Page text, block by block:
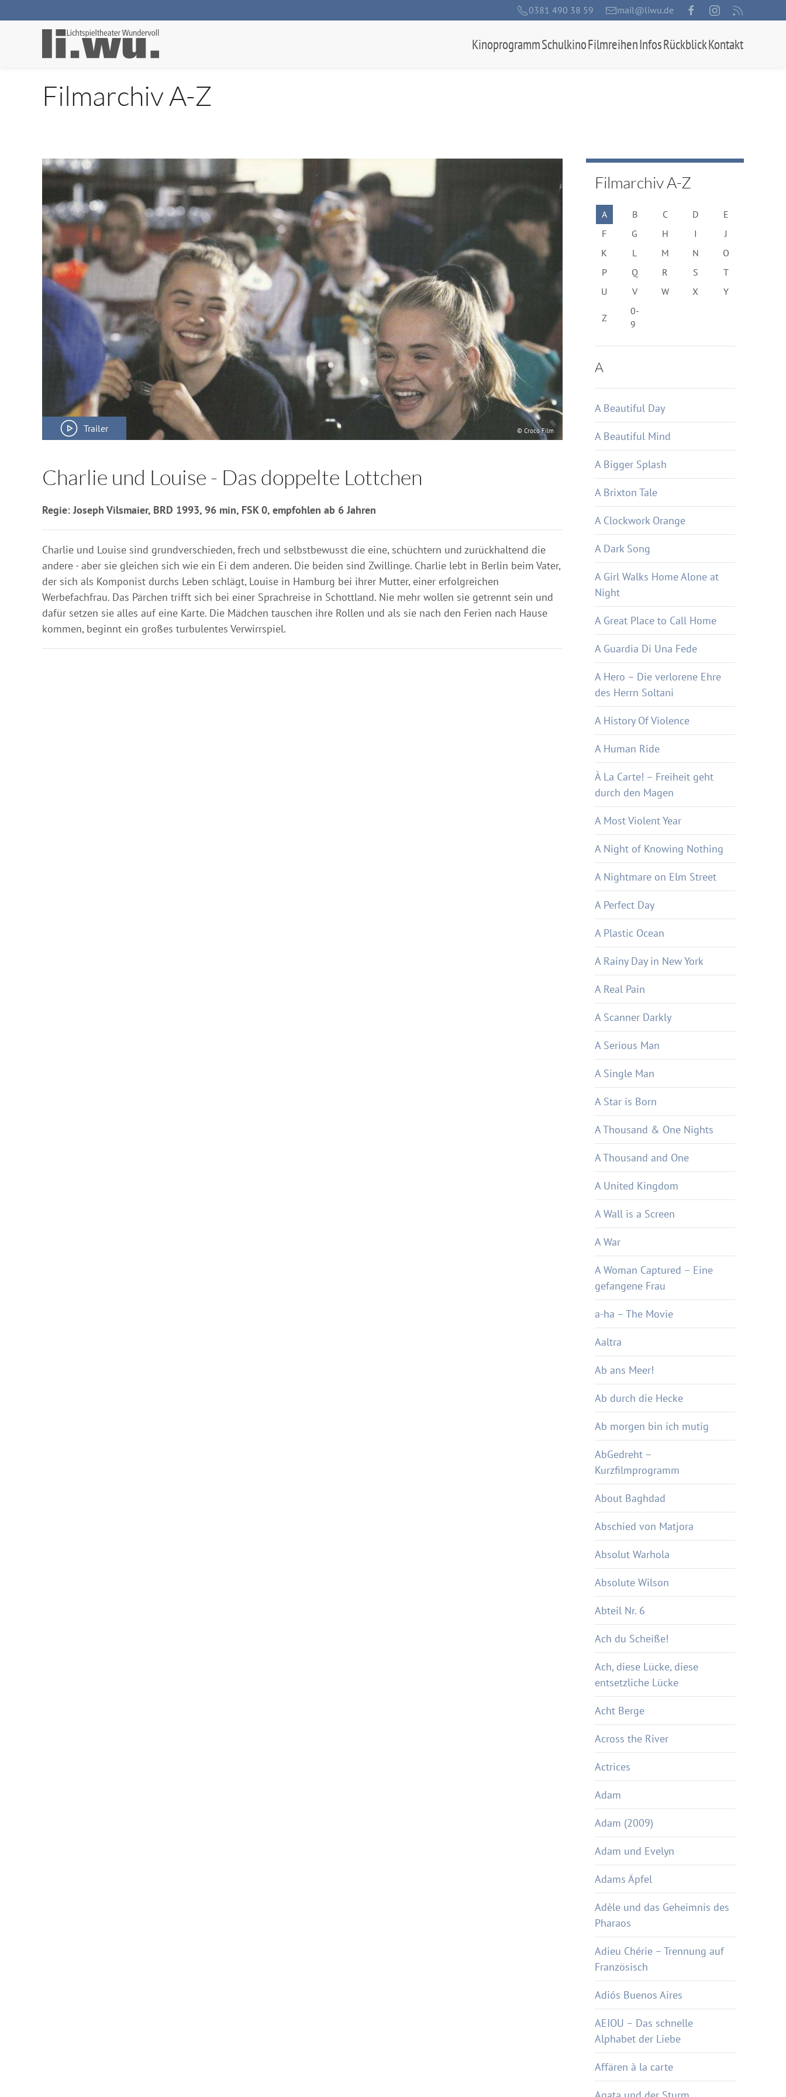
0381 490 38 59 mail@liwu.de
KinoprogrammSchulkinoFilmreihenInfosRückblickKontakt
Filmarchiv A-Z
Trailer © Croco Film
Charlie und Louise - Das doppelte Lottchen
Regie: Joseph Vilsmaier, BRD 1993, 96 min, FSK 0, empfohlen ab 6 Jahren
Charlie und Louise sind grundverschieden, frech und selbstbewusst die eine, schüchtern und zurückhaltend die
andere - aber sie gleichen sich wie ein Ei dem anderen. Die beiden sind Zwillinge. Charlie lebt in Berlin beim Vater,
der sich als Komponist durchs Leben schlägt, Louise in Hamburg bei ihrer Mutter, einer erfolgreichen
Werbefachfrau. Das Pärchen trifft sich bei einer Sprachreise in Schottland. Nie mehr wollen sie getrennt sein und
dafür setzen sie alles auf eine Karte. Die Mädchen tauschen ihre Rollen und als sie nach den Ferien nach Hause
kommen, beginnt ein großes turbulentes Verwirrspiel.
Filmarchiv A-Z
A B C D
E
F
G H I
J
K
L M N
O
P
Q R S
T
U
V W X Y
Z
0-
9
A
A Beautiful Day
A Beautiful Mind
A Bigger Splash
A Brixton Tale
A Clockwork Orange
A Dark Song
A Girl Walks Home Alone at
Night
A Great Place to Call Home
A Guardia Di Una Fede
A Hero – Die verlorene Ehre
des Herrn Soltani
A History Of Violence
A Human Ride
À La Carte! – Freiheit geht
durch den Magen
A Most Violent Year
A Night of Knowing Nothing
A Nightmare on Elm Street
A Perfect Day
A Plastic Ocean
A Rainy Day in New York
A Real Pain
A Scanner Darkly
A Serious Man
A Single Man
A Star is Born
A Thousand & One Nights
A Thousand and One
A United Kingdom
A Wall is a Screen
A War
A Woman Captured – Eine
gefangene Frau
a-ha – The Movie
Aaltra
Ab ans Meer!
Ab durch die Hecke
Ab morgen bin ich mutig
AbGedreht –
Kurzfilmprogramm
About Baghdad
Abschied von Matjora
Absolut Warhola
Absolute Wilson
Abteil Nr. 6
Ach du Scheiße!
Ach, diese Lücke, diese
entsetzliche Lücke
Acht Berge
Across the River
Actrices
Adam
Adam (2009)
Adam und Evelyn
Adams Äpfel
Adèle und das Geheimnis des
Pharaos
Adieu Chérie – Trennung auf
Französisch
Adiós Buenos Aires
AEIOU – Das schnelle
Alphabet der Liebe
Affären à la carte